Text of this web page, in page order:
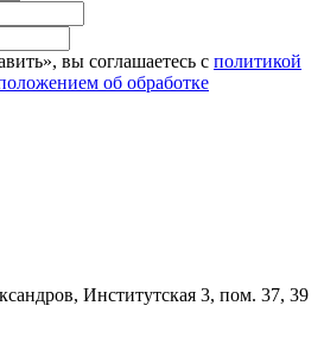
вы соглашаетесь с политикой
об обработке
Институтская 3, пом. 37, 39